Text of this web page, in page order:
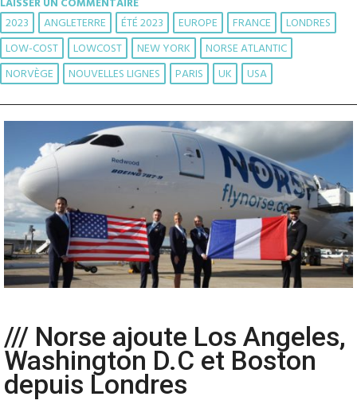
2023 ANGLETERRE ÉTÉ 2023 EUROPE FRANCE
LONDRES
LOW-COST
LOWCOST NEW YORK
NORSE ATLANTIC
NORVÈGE
NOUVELLES LIGNES PARIS UK USA
/// Norse ajoute Los Angeles,
Washington D.C et Boston
depuis Londres